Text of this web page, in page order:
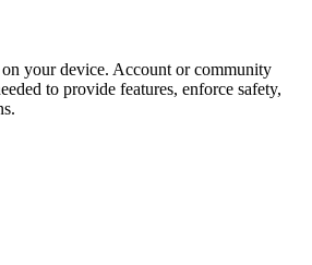
your device. Account or community
to provide features, enforce safety,